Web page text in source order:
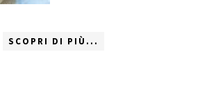
SCOPRI DI PIÙ...